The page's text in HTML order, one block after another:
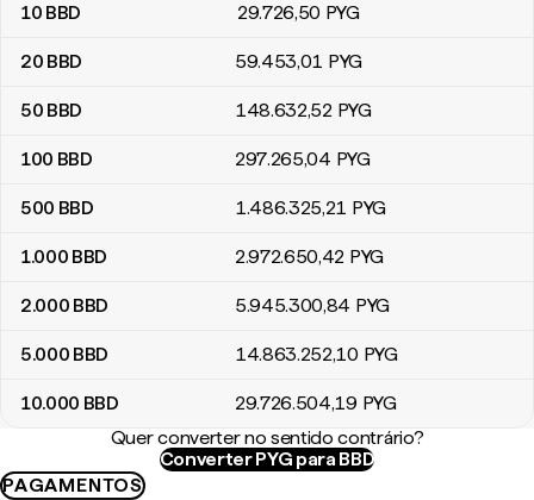
10 BBD 29.726,50 PYG
20 BBD 59.453,01 PYG
50 BBD 148.632,52 PYG
100 BBD 297.265,04 PYG
500 BBD 1.486.325,21 PYG
1.000 BBD 2.972.650,42 PYG
2.000 BBD 5.945.300,84 PYG
5.000 BBD 14.863.252,10 PYG
10.000 BBD 29.726.504,19 PYG
Quer converter no sentido contrário?
Converter PYG para BBD
PAGAMENTOS